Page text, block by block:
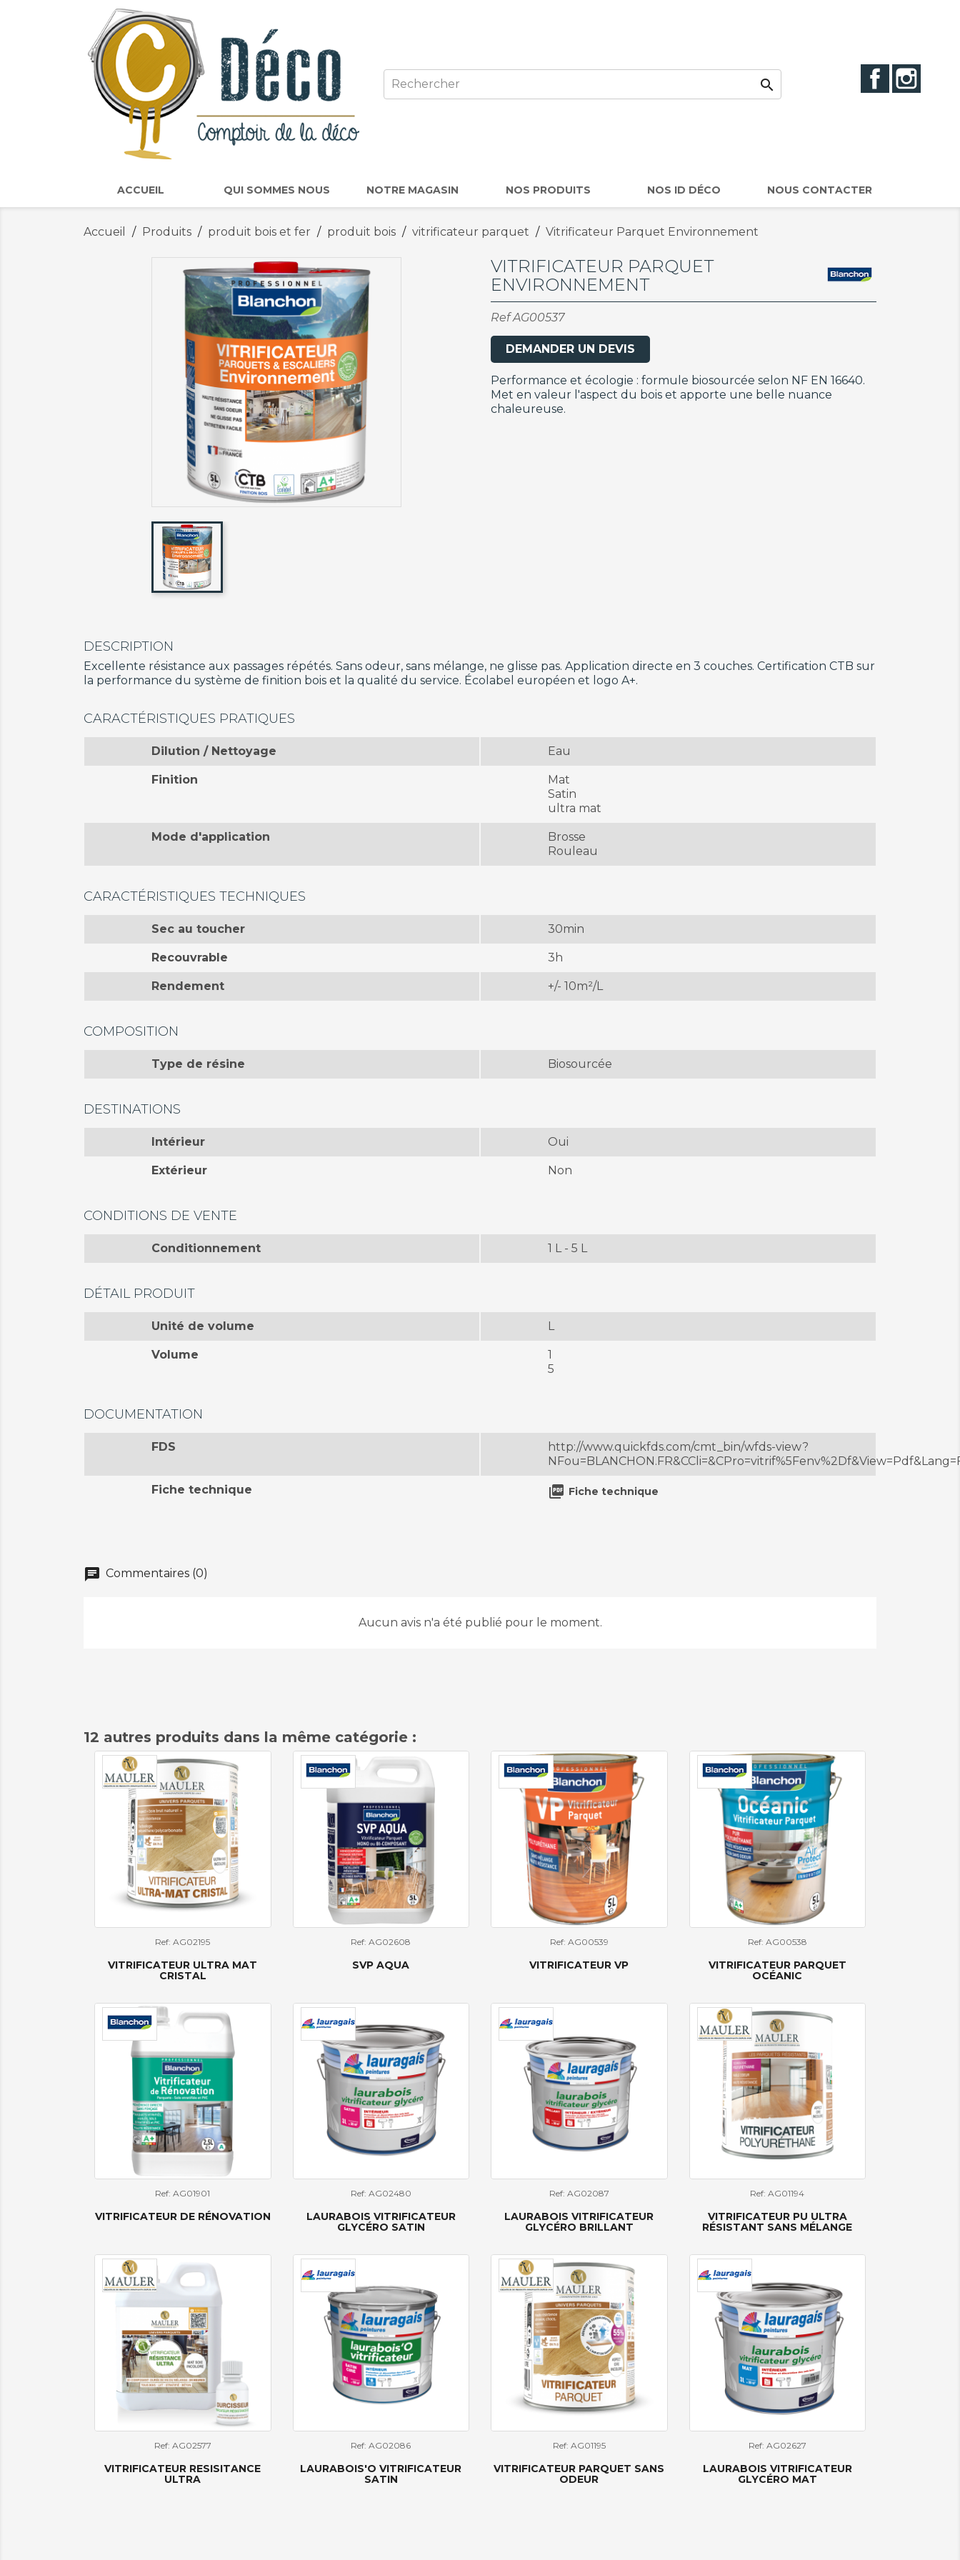

Facebook
ACCUEIL QUI SOMMES NOUS NOTRE MAGASIN NOS PRODUITS NOS ID DÉCO NOUS CONTACTER
Accueil Produits produit bois et fer produit bois vitrificateur parquet Vitrificateur Parquet Environnement
VITRIFICATEUR PARQUET
ENVIRONNEMENT
Ref AG00537
DEMANDER UN DEVIS
Performance et écologie : formule biosourcée selon NF EN 16640.
Met en valeur l'aspect du bois et apporte une belle nuance
chaleureuse.
DESCRIPTION
Excellente résistance aux passages répétés. Sans odeur, sans mélange, ne glisse pas. Application directe en 3 couches. Certification CTB sur
la performance du système de finition bois et la qualité du service. Écolabel européen et logo A+.
CARACTÉRISTIQUES PRATIQUES
Dilution / Nettoyage Eau
Finition
Mat
Satin
ultra mat
Mode d'application
Brosse
Rouleau
CARACTÉRISTIQUES TECHNIQUES
Sec au toucher 30min
Recouvrable 3h
Rendement +/- 10m²/L
COMPOSITION
Type de résine Biosourcée
DESTINATIONS
Intérieur Oui
Extérieur Non
CONDITIONS DE VENTE
Conditionnement 1 L - 5 L
DÉTAIL PRODUIT
Unité de volume L
Volume
1
5
DOCUMENTATION
FDS
http://www.quickfds.com/cmt_bin/wfds-view?
Fiche technique  Fiche technique
chat Commentaires (0)
Aucun avis n'a été publié pour le moment.
12 autres produits dans la même catégorie :
Ref: AG02195
VITRIFICATEUR ULTRA MAT
CRISTAL
Ref: AG02608
SVP AQUA
Ref: AG00539
VITRIFICATEUR VP
Ref: AG00538
VITRIFICATEUR PARQUET
OCÉANIC
Ref: AG01901
VITRIFICATEUR DE RÉNOVATION
Ref: AG02480
LAURABOIS VITRIFICATEUR
GLYCÉRO SATIN
Ref: AG02087
LAURABOIS VITRIFICATEUR
GLYCÉRO BRILLANT
Ref: AG01194
VITRIFICATEUR PU ULTRA
RÉSISTANT SANS MÉLANGE
Ref: AG02577
VITRIFICATEUR RESISITANCE
ULTRA
Ref: AG02086
LAURABOIS'O VITRIFICATEUR
SATIN
Ref: AG01195
VITRIFICATEUR PARQUET SANS
ODEUR
Ref: AG02627
LAURABOIS VITRIFICATEUR
GLYCÉRO MAT